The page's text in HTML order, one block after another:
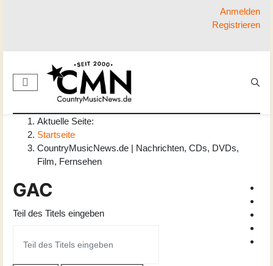
Anmelden
Registrieren
Aktuelle Seite:
Startseite
CountryMusicNews.de | Nachrichten, CDs, DVDs,
Film, Fernsehen
GAC
Teil des Titels eingeben